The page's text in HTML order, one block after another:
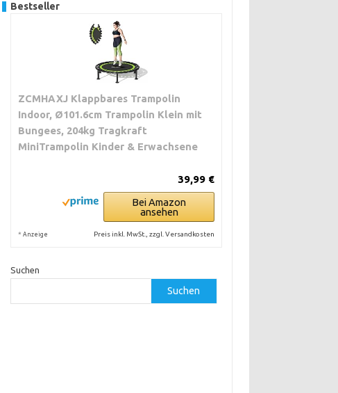
Bestseller
ZCMHAXJ Klappbares Trampolin
Indoor, Ø101.6cm Trampolin Klein mit
Bungees, 204kg Tragkraft
MiniTrampolin Kinder & Erwachsene
39,99 €
Bei Amazon
ansehen
* Anzeige Preis inkl. MwSt., zzgl. Versandkosten
Suchen
Suchen